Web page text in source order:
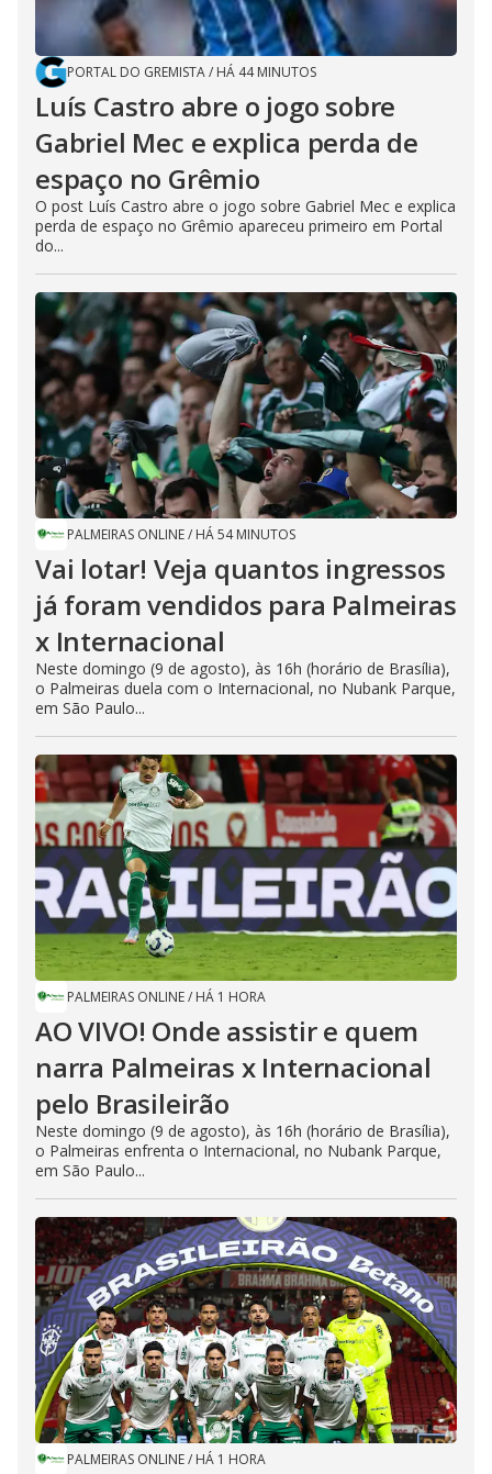
PORTAL DO GREMISTA/ HÁ 44 MINUTOS
Luís Castro abre o jogo sobre
Gabriel Mec e explica perda de
espaço no Grêmio
O post Luís Castro abre o jogo sobre Gabriel Mec e explica
perda de espaço no Grêmio apareceu primeiro em Portal
do...
PALMEIRAS ONLINE/ HÁ 54 MINUTOS
Vai lotar! Veja quantos ingressos
já foram vendidos para Palmeiras
x Internacional
Neste domingo (9 de agosto), às 16h (horário de Brasília),
o Palmeiras duela com o Internacional, no Nubank Parque,
em São Paulo...
PALMEIRAS ONLINE/ HÁ 1 HORA
AO VIVO! Onde assistir e quem
narra Palmeiras x Internacional
pelo Brasileirão
Neste domingo (9 de agosto), às 16h (horário de Brasília),
o Palmeiras enfrenta o Internacional, no Nubank Parque,
em São Paulo...
PALMEIRAS ONLINE/ HÁ 1 HORA